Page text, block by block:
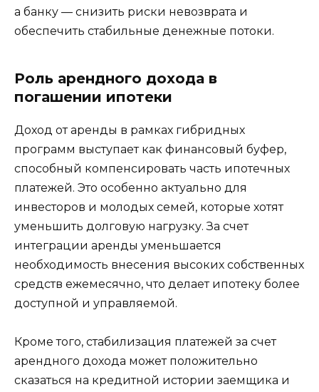
а банку — снизить риски невозврата и
обеспечить стабильные денежные потоки.
Роль арендного дохода в
погашении ипотеки
Доход от аренды в рамках гибридных
программ выступает как финансовый буфер,
способный компенсировать часть ипотечных
платежей. Это особенно актуально для
инвесторов и молодых семей, которые хотят
уменьшить долговую нагрузку. За счет
интеграции аренды уменьшается
необходимость внесения высоких собственных
средств ежемесячно, что делает ипотеку более
доступной и управляемой.
Кроме того, стабилизация платежей за счет
арендного дохода может положительно
сказаться на кредитной истории заемщика и